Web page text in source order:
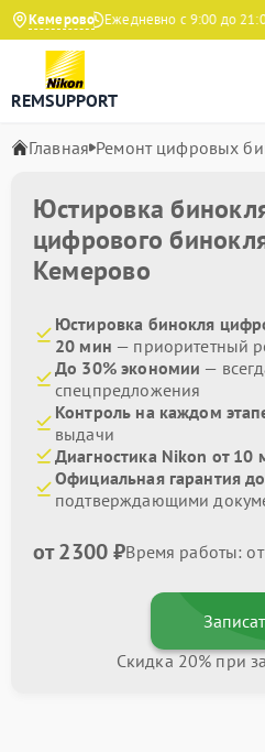
Кемерово
на Яндекс Ежедневно с 9:00 до 21:00
REMSUPPORT
Главная Ремонт цифровых
Юстировка
цифрового
Кемерово
Юстировка бинокля
20 мин — приоритетный
До 30% экономии —
спецпредложения
Контроль на каждом
выдачи
Диагностика Nikon от 10
Официальная гарантия
подтверждающими
от 2300 ₽Время работы:
Скидка 20% при